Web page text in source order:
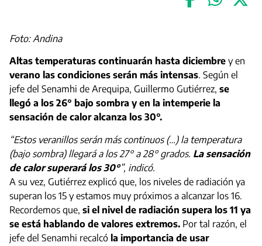
Foto: Andina
Altas temperaturas continuarán hasta diciembre y en
verano las condiciones serán más intensas. Según el
jefe del Senamhi de Arequipa, Guillermo Gutiérrez, se
llegó a los 26° bajo sombra y en la intemperie la
sensación de calor alcanza los 30°.
“Estos veranillos serán más continuos (…) la temperatura
(bajo sombra) llegará a los 27° a 28° grados. La sensación
de calor superará los 30°”, indicó.
A su vez, Gutiérrez explicó que, los niveles de radiación ya
superan los 15 y estamos muy próximos a alcanzar los 16.
Recordemos que, si el nivel de radiación supera los 11 ya
se está hablando de valores extremos. Por tal razón, el
jefe del Senamhi recalcó la importancia de usar